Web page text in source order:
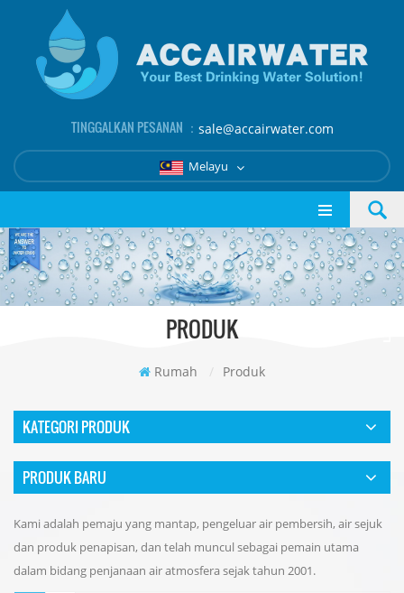
TINGGALKAN PESANAN ： sale@accairwater.com
Melayu
PRODUK
Rumah / Produk
KATEGORI PRODUK
PRODUK BARU
Kami adalah pemaju yang mantap, pengeluar air pembersih, air sejuk
dan produk penapisan, dan telah muncul sebagai pemain utama
dalam bidang penjanaan air atmosfera sejak tahun 2001.